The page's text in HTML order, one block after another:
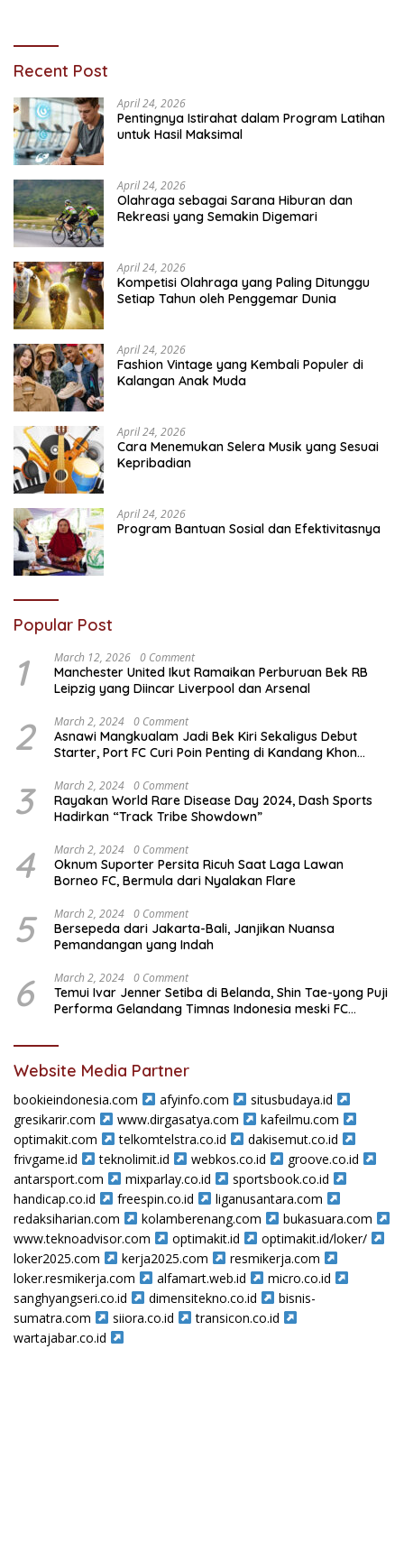
Recent Post
April 24, 2026
Pentingnya Istirahat dalam Program Latihan
untuk Hasil Maksimal
April 24, 2026
Olahraga sebagai Sarana Hiburan dan
Rekreasi yang Semakin Digemari
April 24, 2026
Kompetisi Olahraga yang Paling Ditunggu
Setiap Tahun oleh Penggemar Dunia
April 24, 2026
Fashion Vintage yang Kembali Populer di
Kalangan Anak Muda
April 24, 2026
Cara Menemukan Selera Musik yang Sesuai
Kepribadian
April 24, 2026
Program Bantuan Sosial dan Efektivitasnya
Popular Post
1 March 12, 2026 0 Comment
Manchester United Ikut Ramaikan Perburuan Bek RB
Leipzig yang Diincar Liverpool dan Arsenal
2 March 2, 2024 0 Comment
Asnawi Mangkualam Jadi Bek Kiri Sekaligus Debut
Starter, Port FC Curi Poin Penting di Kandang Khon
3 March 2, 2024 0 Comment
Rayakan World Rare Disease Day 2024, Dash Sports
Hadirkan “Track Tribe Showdown”
4 March 2, 2024 0 Comment
Oknum Suporter Persita Ricuh Saat Laga Lawan
Borneo FC, Bermula dari Nyalakan Flare
5 March 2, 2024 0 Comment
Bersepeda dari Jakarta-Bali, Janjikan Nuansa
Pemandangan yang Indah
6 March 2, 2024 0 Comment
Temui Ivar Jenner Setiba di Belanda, Shin Tae-yong Puji
Performa Gelandang Timnas Indonesia meski FC
Website Media Partner
bookieindonesia.com afyinfo.com
situsbudaya.id
gresikarir.com
www.dirgasatya.com
kafeilmu.com
optimakit.com
telkomtelstra.co.id
dakisemut.co.id
frivgame.id
teknolimit.id webkos.co.id
groove.co.id
antarsport.com
mixparlay.co.id
sportsbook.co.id
handicap.co.id
freespin.co.id
liganusantara.com
redaksiharian.com
kolamberenang.com
bukasuara.com
www.teknoadvisor.com
optimakit.id
optimakit.id/loker/
loker2025.com
kerja2025.com
resmikerja.com
loker.resmikerja.com
alfamart.web.id
micro.co.id
sanghyangseri.co.id
dimensitekno.co.id
bisnis-
sumatra.com
siiora.co.id
transicon.co.id
wartajabar.co.id